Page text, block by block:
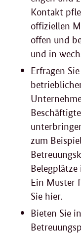
Kontakt
offiziellen
offen und
und in
Erfragen
zum
Ein Muster
Sie hier.
Bieten Sie